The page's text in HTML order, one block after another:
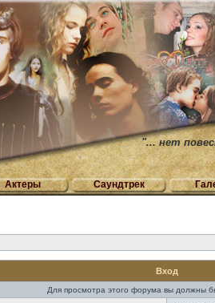
"... нет
Актеры Саундтрек
Вход
Для просмотра этого форума вы должны